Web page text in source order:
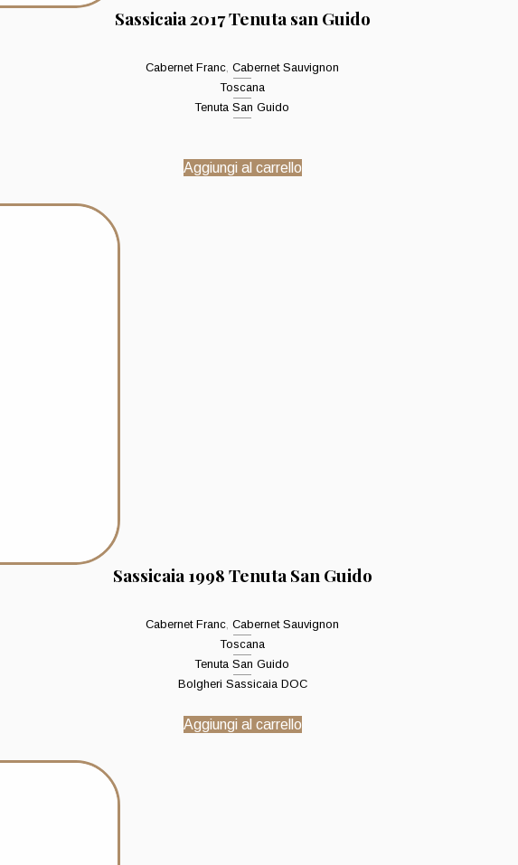
Sassicaia 2017 Tenuta san Guido
Cabernet Franc, Cabernet Sauvignon
Toscana
Tenuta San Guido
Aggiungi al carrello
Sassicaia 1998 Tenuta San Guido
Cabernet Franc, Cabernet Sauvignon
Toscana
Tenuta San Guido
Bolgheri Sassicaia DOC
Aggiungi al carrello